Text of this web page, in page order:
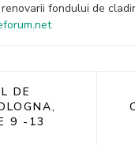
fondului de
DE
9 -13